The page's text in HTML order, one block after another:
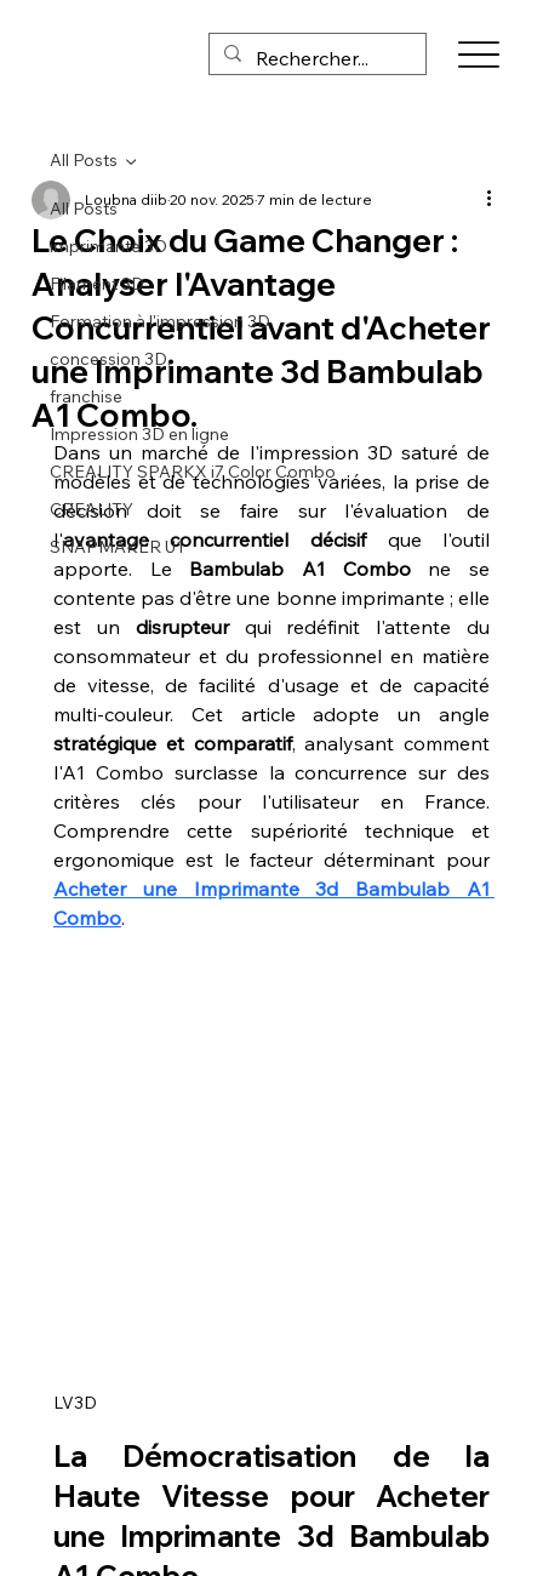
All Posts
imprimante 3D
Filament 3D
Formation à l'impression 3D
concession 3D,
franchise
Impression 3D en ligne
CREALITY SPARKX i7 Color Combo
CREALITY
SNAPMAKER U1
All Posts
Le Choix du Game Changer :
Analyser l'Avantage
Concurrentiel avant d'Acheter
une Imprimante 3d Bambulab
A1 Combo.
Loubna diib20 nov. 20257 min de lecture
Dans un marché de l'impression 3D saturé de
modèles et de technologies variées, la prise de
décision doit se faire sur l'évaluation de
l'avantage concurrentiel décisif que l'outil
apporte. Le Bambulab A1 Combo ne se
contente pas d'être une bonne imprimante ; elle
est un disrupteur qui redéfinit l'attente du
consommateur et du professionnel en matière
de vitesse, de facilité d'usage et de capacité
stratégique et comparatif, analysant comment
l'A1 Combo surclasse la concurrence sur des
critères clés pour l'utilisateur en France.
Comprendre cette supériorité technique et
ergonomique est le facteur déterminant pour
Acheter une Imprimante 3d Bambulab A1
Combo.
LV3D
La Démocratisation de la
Haute Vitesse pour Acheter
une Imprimante 3d Bambulab